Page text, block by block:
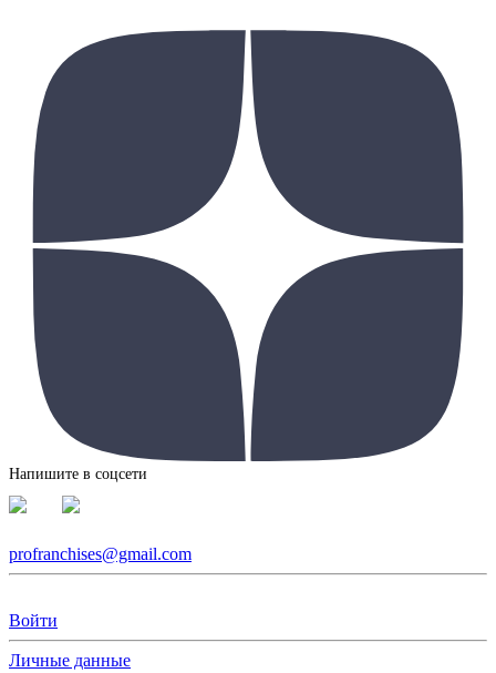
Напишите в соцсети
profranchises@gmail.com
Войти
Личные данные